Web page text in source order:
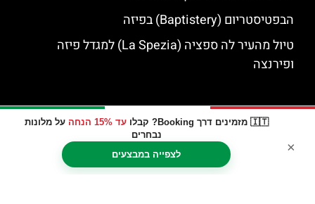
🇮🇹 מזמינים דרך Booking? קבלו עד 15% הנחה
על מלונות
נבחרים
לצפייה במבצעים
×
הבפטיסטריום (Baptistery) בפיזה
טיול מהעיר לה ספציה (La Spezia) למגדל פיזה
ופירנצה